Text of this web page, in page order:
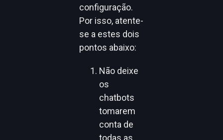
configuração.
Por isso, atente-
se a estes dois
pontos abaixo:
Não deixe
os
chatbots
tomarem
conta de
todas as